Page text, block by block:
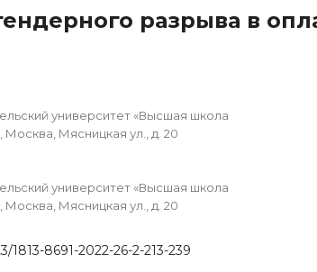
разрыва в
университет «Высшая школа
Москва, Мясницкая ул., д. 20
университет «Высшая школа
Москва, Мясницкая ул., д. 20
1813-8691-2022-26-2-213-239